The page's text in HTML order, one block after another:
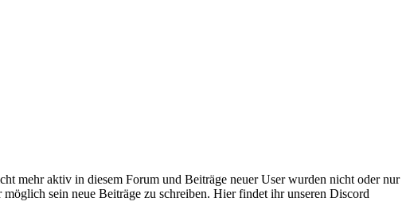
mehr aktiv in diesem Forum und Beiträge neuer User wurden nicht oder nur
sein neue Beiträge zu schreiben. Hier findet ihr unseren Discord